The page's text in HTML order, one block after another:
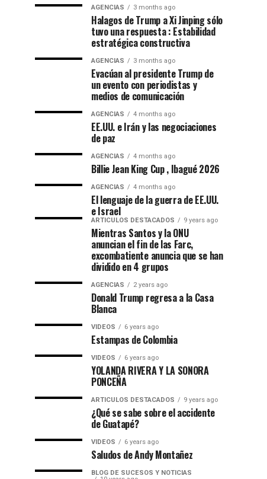
AGENCIAS 3 months ago
Halagos de Trump a Xi Jinping sólo
tuvo una respuesta : Estabilidad
estratégica constructiva
AGENCIAS 3 months ago
Evacúan al presidente Trump de
un evento con periodistas y
medios de comunicación
AGENCIAS 4 months ago
EE.UU. e Irán y las negociaciones
de paz
AGENCIAS 4 months ago
Billie Jean King Cup , Ibagué 2026
AGENCIAS 4 months ago
El lenguaje de la guerra de EE.UU.
e Israel
ARTICULOS DESTACADOS 9 years ago
Mientras Santos y la ONU
anuncian el fin de las Farc,
excombatiente anuncia que se han
dividido en 4 grupos
AGENCIAS 2 years ago
Donald Trump regresa a la Casa
Blanca
VIDEOS 6 years ago
Estampas de Colombia
VIDEOS 6 years ago
YOLANDA RIVERA Y LA SONORA
PONCEÑA
ARTICULOS DESTACADOS 9 years ago
¿Qué se sabe sobre el accidente
de Guatapé?
VIDEOS 6 years ago
Saludos de Andy Montañez
BLOG DE SUCESOS Y NOTICIAS